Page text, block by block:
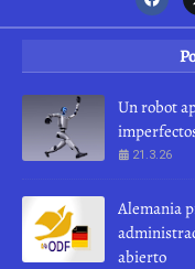
Un robot
21.3.26
Alemania
abierto